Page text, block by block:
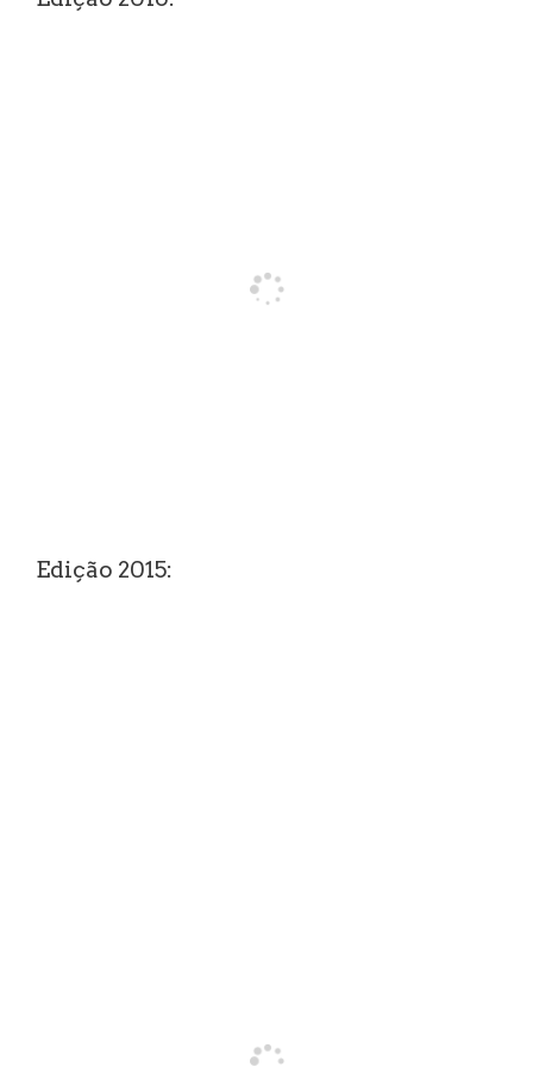
Edição 2015: